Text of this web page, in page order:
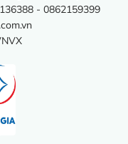
- 0862159399